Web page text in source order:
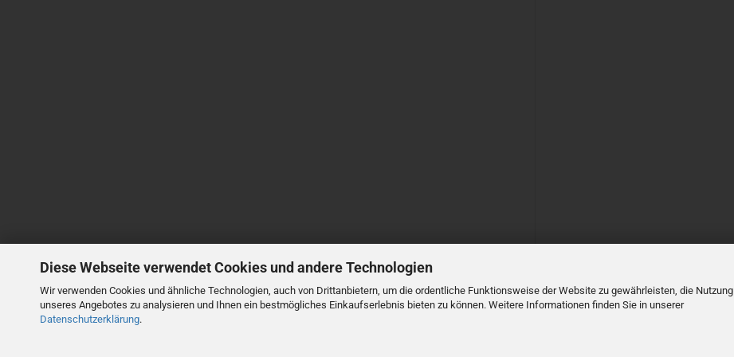
Diese Webseite verwendet Cookies und andere Technologien
Wir verwenden Cookies und ähnliche Technologien, auch von Drittanbietern, um die ordentliche Funktionsweise der Website zu gewährleisten, die Nutzung
unseres Angebotes zu analysieren und Ihnen ein bestmögliches Einkaufserlebnis bieten zu können. Weitere Informationen finden Sie in unserer
Datenschutzerklärung.